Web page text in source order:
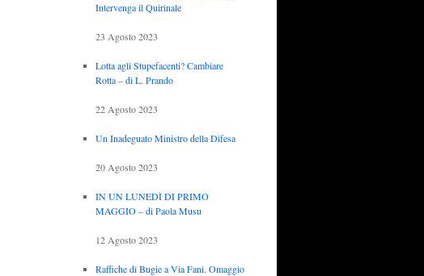
Intervenga il Quirinale
23 Agosto 2023
Lotta agli Stupefacenti? Cambiare
Rotta – di L. Prando
22 Agosto 2023
Un Inadeguato Ministro della Difesa
20 Agosto 2023
IN UN LUNEDÌ DI PRIMO
MAGGIO – di Paola Musu
12 Agosto 2023
Raffiche di Bugie a Via Fani. Omaggio